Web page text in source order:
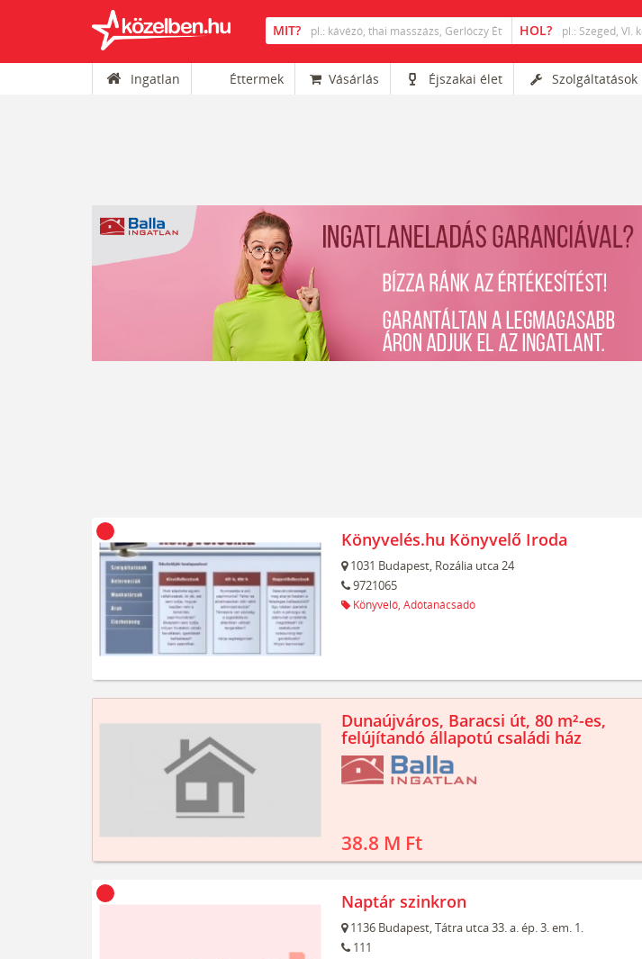
Ingatlan Éttermek Vásárlás Éjszakai élet Szolgáltatások
Könyvelés.hu Könyvelő Iroda
1031 Budapest, Rozália utca 24
9721065
Könyvelő, Adótanácsadó
Dunaújváros, Baracsi út, 80 m²-es,
felújítandó állapotú családi ház
38.8 M Ft
Naptár szinkron
1136 Budapest,Tátra utca 33. a. ép. 3. em. 1.
111